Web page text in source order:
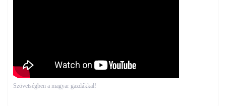
Szövetségben a magyar gazdákkal!